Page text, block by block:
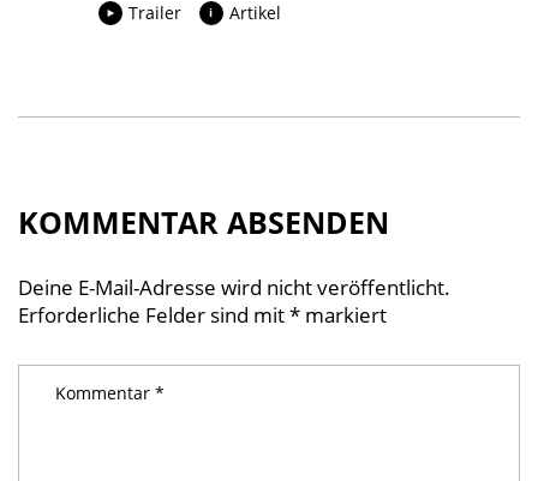
Trailer
Artikel
KOMMENTAR ABSENDEN
Deine E-Mail-Adresse wird nicht veröffentlicht.
Erforderliche Felder sind mit* markiert